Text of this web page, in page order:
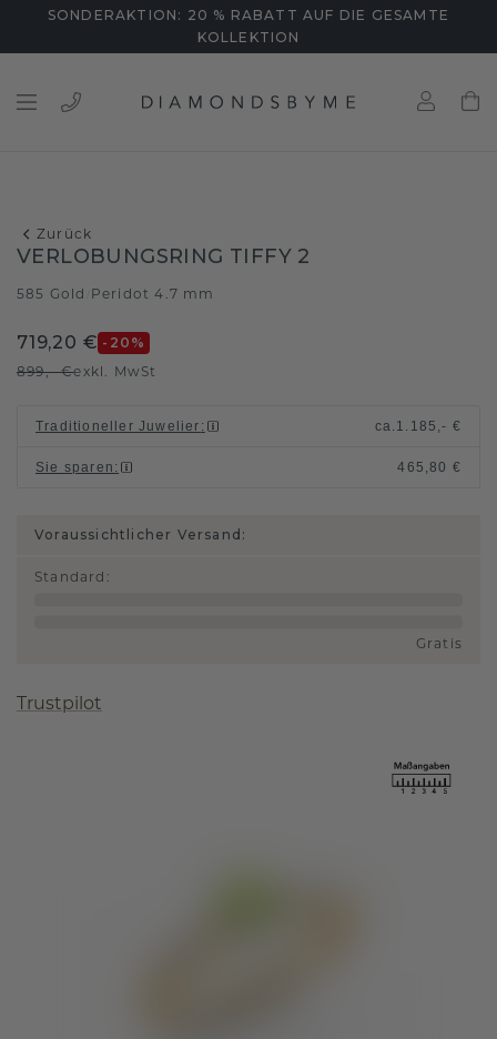
SONDERAKTION: 20 % RABATT AUF DIE GESAMTE
KOLLEKTION
Zurück
VERLOBUNGSRING TIFFY 2
585 Gold Peridot 4.7 mm
719,20 € -20 %
899,- €exkl. MwSt
Traditioneller Juwelier : ca. 1.185,- €
Sie sparen : 465,80 €
Voraussichtlicher Versand:
Standard :
Gratis
Trustpilot